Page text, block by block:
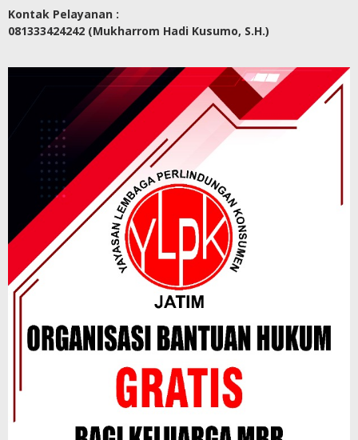
Kontak Pelayanan :
081333424242 (Mukharrom Hadi Kusumo, S.H.)